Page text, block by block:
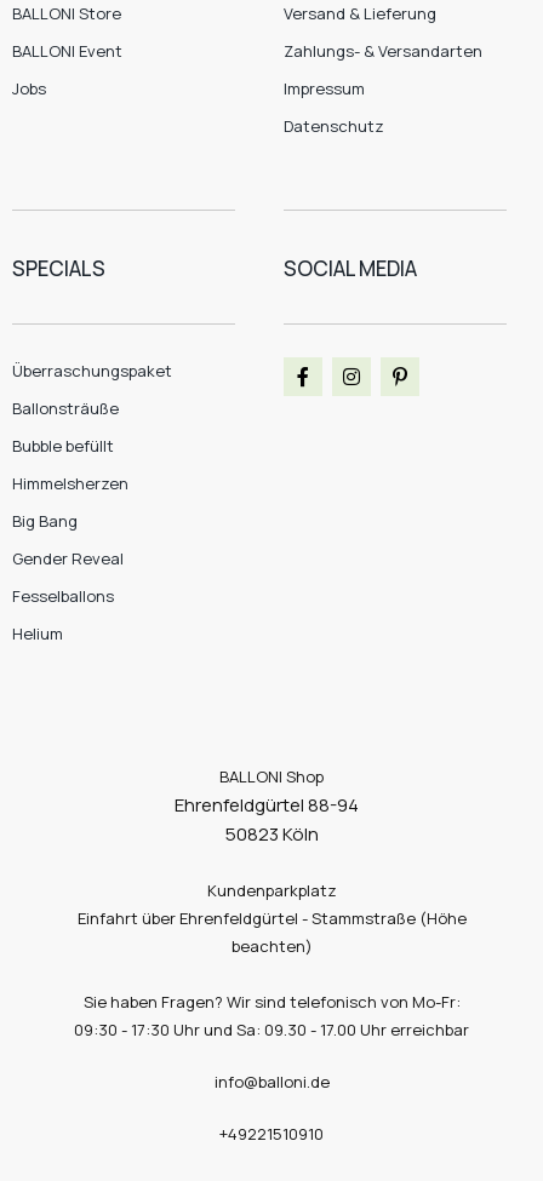
BALLONI Store
BALLONI Event
Jobs
Versand & Lieferung
Zahlungs- & Versandarten
Impressum
Datenschutz
SPECIALS
Überraschungspaket
Ballonsträuße
Bubble befüllt
Himmelsherzen
Big Bang
Gender Reveal
Fesselballons
Helium
SOCIAL MEDIA
BALLONI Shop
Ehrenfeldgürtel 88-94
50823 Köln
Kundenparkplatz
Einfahrt über Ehrenfeldgürtel - Stammstraße (Höhe
beachten)
Sie haben Fragen? Wir sind telefonisch von Mo-Fr:
09:30 - 17:30 Uhr und Sa: 09.30 - 17.00 Uhr erreichbar
info@balloni.de
+49221510910